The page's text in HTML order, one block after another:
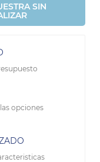
SIN
opciones